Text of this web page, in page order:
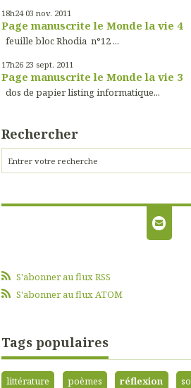
18h24 03 nov. 2011
Page manuscrite le Monde la vie 4
feuille bloc Rhodia n°12 ...
17h26 23 sept. 2011
Page manuscrite le Monde la vie 3
dos de papier listing informatique...
Rechercher
S'abonner au flux RSS
S'abonner au flux ATOM
Tags populaires
littérature poèmes réflexion